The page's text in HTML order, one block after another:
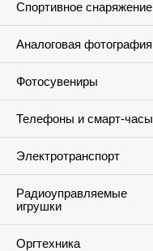
Спортивное снаряжение
Аналоговая фотография
Фотосувениры
Телефоны и смарт-часы
Электротранспорт
Радиоуправляемые
игрушки
Оргтехника